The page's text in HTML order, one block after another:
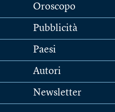
Oroscopo
Pubblicità
Paesi
Autori
Newsletter